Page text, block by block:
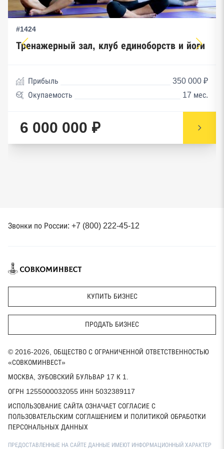
#1424
Тренажерный зал, клуб единоборств и йоги
Прибыль
350 000 ₽
Окупаемость
17 мес.
6 000 000 ₽
Звонки по России: +7 (800) 222-45-12
КУПИТЬ БИЗНЕС
ПРОДАТЬ БИЗНЕС
© 2016-2026, ОБЩЕСТВО С ОГРАНИЧЕННОЙ ОТВЕТСТВЕННОСТЬЮ
«СОВКОМИНВЕСТ»
МОСКВА, ЗУБОВСКИЙ БУЛЬВАР 17 К 1.
ОГРН 1255000032055 ИНН 5032389117
ИСПОЛЬЗОВАНИЕ САЙТА ОЗНАЧАЕТ СОГЛАСИЕ С
ПОЛЬЗОВАТЕЛЬСКИМ СОГЛАШЕНИЕМ И ПОЛИТИКОЙ ОБРАБОТКИ
ПЕРСОНАЛЬНЫХ ДАННЫХ
ПРЕДОСТАВЛЕННЫЕ НА САЙТЕ ДАННЫЕ ИМЕЮТ ИНФОРМАЦИОННЫЙ ХАРАКТЕР